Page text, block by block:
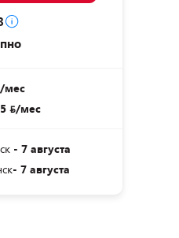
/мес
/мес
- 7 августа
- 7 августа